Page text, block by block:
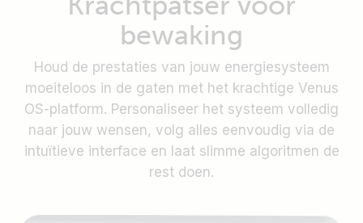
ongeoorloofd gebruik te voorkomen. Of schakel
het weer in met één druk op de knop.
bewaking
Houd de prestaties van jouw energiesysteem
moeiteloos in de gaten met het krachtige Venus
OS-platform. Personaliseer het systeem volledig
naar jouw wensen, volg alles eenvoudig via de
intuïtieve interface en laat slimme algoritmen de
rest doen.